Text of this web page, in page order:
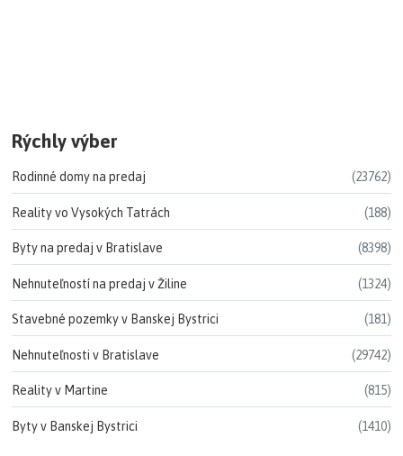
Rýchly výber
Rodinné domy na predaj (23762)
Reality vo Vysokých Tatrách (188)
Byty na predaj v Bratislave (8398)
Nehnuteľností na predaj v Žiline (1324)
Stavebné pozemky v Banskej Bystrici (181)
Nehnuteľnosti v Bratislave (29742)
Reality v Martine (815)
Byty v Banskej Bystrici (1410)